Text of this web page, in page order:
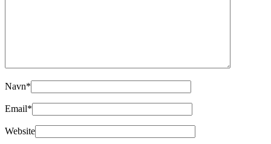
Navn*
Email*
Website